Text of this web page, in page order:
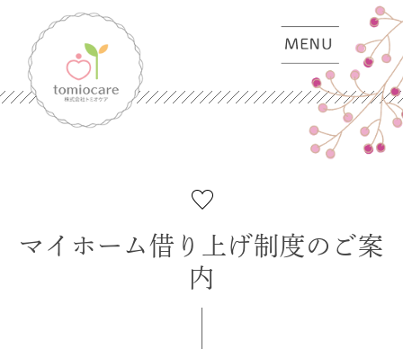
マイホーム借り上げ制度のご案
内